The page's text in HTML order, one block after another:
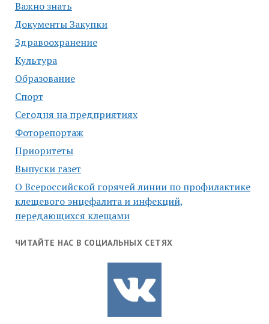
Важно знать
Документы Закупки
Здравоохранение
Культура
Образование
Спорт
Сегодня на предприятиях
Фоторепортаж
Приоритеты
Выпуски газет
О Всероссийской горячей линии по профилактике
клещевого энцефалита и инфекций,
передающихся клещами
ЧИТАЙТЕ НАС В СОЦИАЛЬНЫХ СЕТЯХ